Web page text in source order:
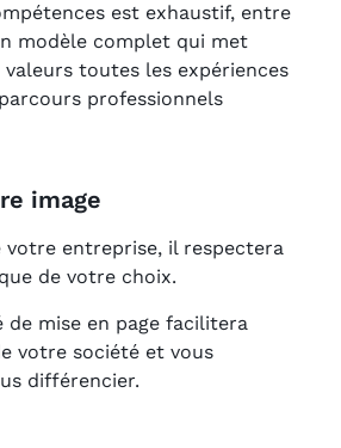
est exhaustif, entre
modèle complet qui met
toutes les expériences
professionnels
image
votre entreprise, il respectera
de votre choix.
mise en page facilitera
votre société et vous
différencier.